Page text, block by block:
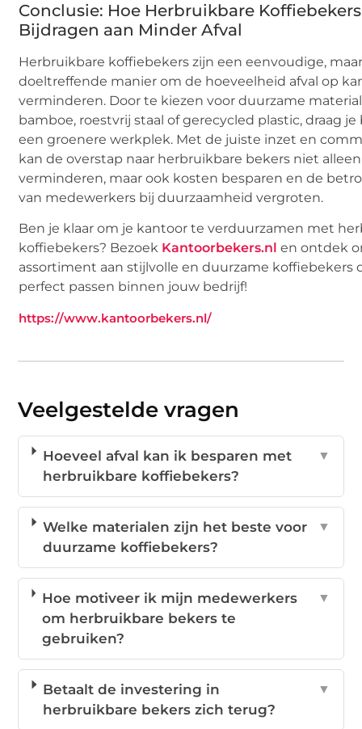
Conclusie: Hoe Herbruikbare Koffiebekers
Bijdragen aan Minder Afval
Herbruikbare koffiebekers zijn een eenvoudige,
doeltreffende manier om de hoeveelheid afval op
verminderen. Door te kiezen voor duurzame
bamboe, roestvrij staal of gerecycled plastic, draag je
een groenere werkplek. Met de juiste inzet en
kan de overstap naar herbruikbare bekers niet
verminderen, maar ook kosten besparen en de
van medewerkers bij duurzaamheid vergroten.
Ben je klaar om je kantoor te verduurzamen met
koffiebekers? Bezoek Kantoorbekers.nl en ontdek
assortiment aan stijlvolle en duurzame koffiebekers
perfect passen binnen jouw bedrijf!
https://www.kantoorbekers.nl/
Veelgestelde vragen
Hoeveel afval kan ik besparen met
herbruikbare koffiebekers?
▼
Welke materialen zijn het beste voor
duurzame koffiebekers?
▼
Hoe motiveer ik mijn medewerkers
om herbruikbare bekers te
gebruiken?
▼
Betaalt de investering in
herbruikbare bekers zich terug?
▼